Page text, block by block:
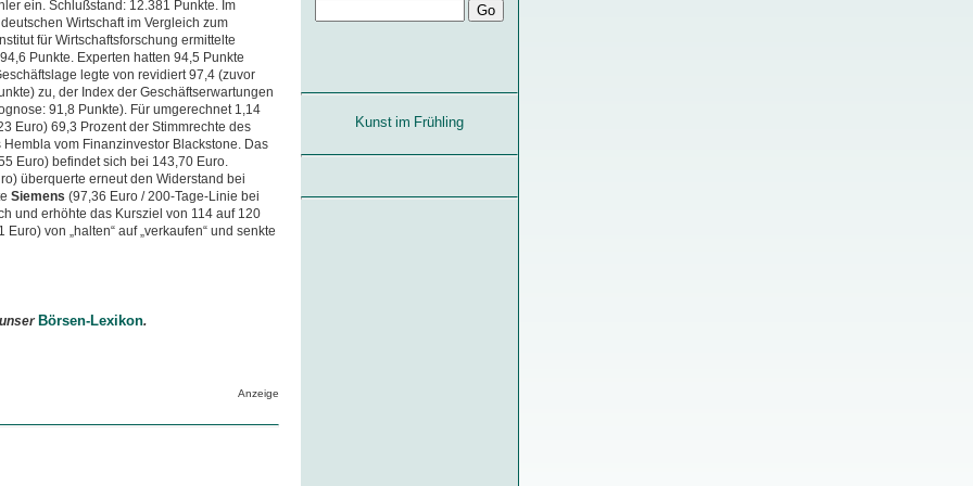
Kunst im Frühling
ein. Schlußstand: 12.381 Punkte. Im
Wirtschaft im Vergleich zum
für Wirtschaftsforschung ermittelte
Punkte. Experten hatten 94,5 Punkte
legte von revidiert 97,4 (zuvor
zu, der Index der Geschäftserwartungen
91,8 Punkte). Für umgerechnet 1,14
Euro) 69,3 Prozent der Stimmrechte des
vom Finanzinvestor Blackstone. Das
Euro) befindet sich bei 143,70 Euro.
überquerte erneut den Widerstand bei
Siemens (97,36 Euro / 200-Tage-Linie bei
und erhöhte das Kursziel von 114 auf 120
Euro) von „halten“ auf „verkaufen“ und senkte
Börsen-Lexikon.
Anzeige